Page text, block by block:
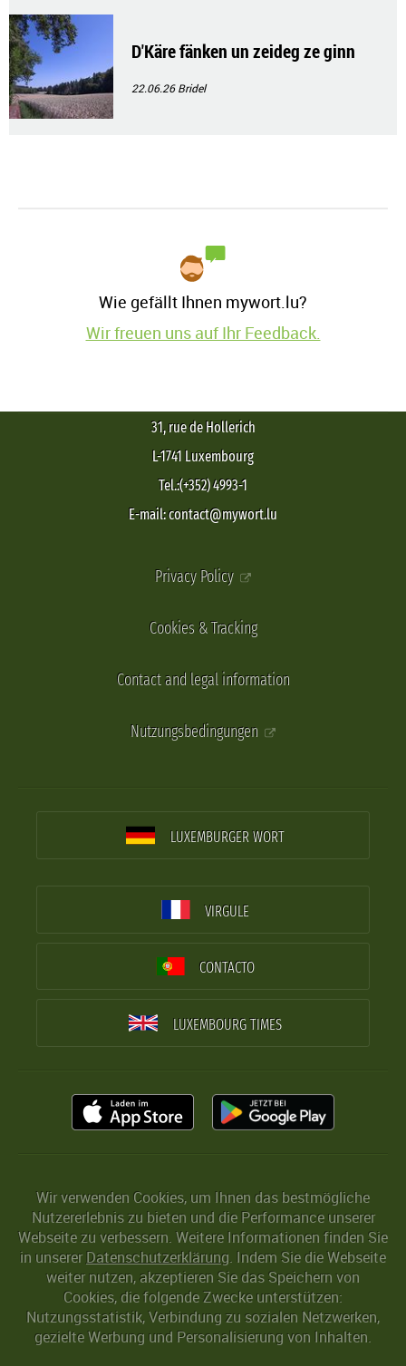
D'Käre fänken un zeideg ze ginn
22.06.26Bridel
Wie gefällt Ihnen mywort.lu?
Wir freuen uns auf Ihr Feedback.
31, rue de Hollerich
L-1741 Luxembourg
Tel.:(+352) 4993-1
E-mail: contact@mywort.lu
Privacy Policy
Cookies & Tracking
Contact and legal information
Nutzungsbedingungen
LUXEMBURGER WORT
VIRGULE
CONTACTO
LUXEMBOURG TIMES
Wir verwenden Cookies, um Ihnen das bestmögliche
Nutzererlebnis zu bieten und die Performance unserer
Webseite zu verbessern. Weitere Informationen finden Sie
in unserer Datenschutzerklärung. Indem Sie die Webseite
weiter nutzen, akzeptieren Sie das Speichern von
Cookies, die folgende Zwecke unterstützen:
Nutzungsstatistik, Verbindung zu sozialen Netzwerken,
gezielte Werbung und Personalisierung von Inhalten.